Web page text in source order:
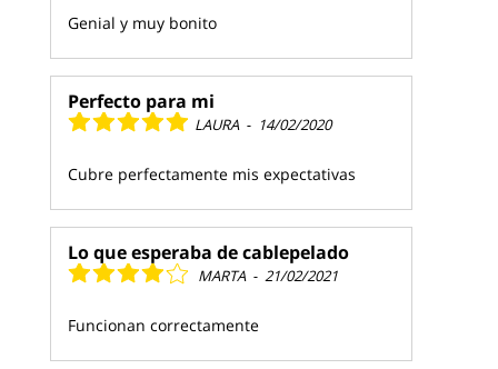
Genial y muy bonito
Perfecto para mi
LAURA - 14/02/2020
Cubre perfectamente mis expectativas
Lo que esperaba de cablepelado
MARTA - 21/02/2021
Funcionan correctamente